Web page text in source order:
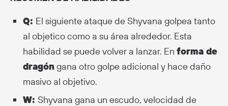
Q: El siguiente ataque de Shyvana golpea tanto
al objetico como a su área alrededor. Esta
habilidad se puede volver a lanzar. En forma de
dragóngana otro golpe adicional y hace daño
masivo al objetivo.
W: Shyvana gana un escudo, velocidad de